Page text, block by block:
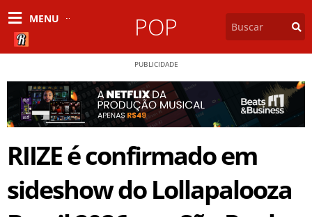
MENU POP
PUBLICIDADE
RIIZE é confirmado em
sideshow do Lollapalooza